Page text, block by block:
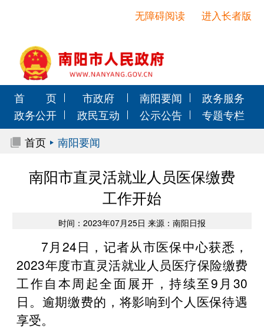
进入长者版
无障碍阅读
首 页 市政府 南阳要闻
政务服务
政务公开
政民互动 公示公告
专题专栏
首页
南阳要闻
南阳市直灵活就业人员医保缴费
工作开始
时间：2023年07月25日 来源：南阳日报
7月24日，记者从市医保中心获悉，
2023年度市直灵活就业人员医疗保险缴费
工作自本周起全面展开，持续至9月30
日。逾期缴费的，将影响到个人医保待遇
享受。